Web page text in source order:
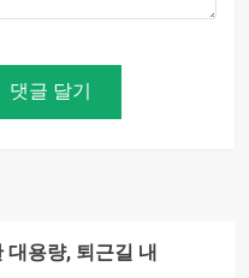
용량, 퇴근길 내